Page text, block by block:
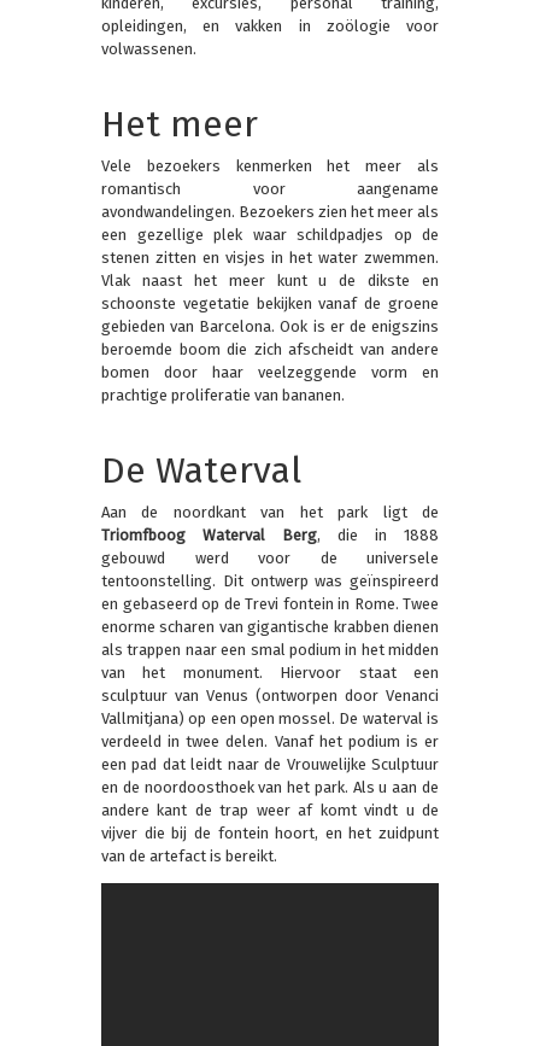
opleidingen, en vakken in zoölogie voor
volwassenen.
Het meer
Vele bezoekers kenmerken het meer als
romantisch voor aangename
avondwandelingen. Bezoekers zien het meer als
een gezellige plek waar schildpadjes op de
stenen zitten en visjes in het water zwemmen.
Vlak naast het meer kunt u de dikste en
schoonste vegetatie bekijken vanaf de groene
gebieden van Barcelona. Ook is er de enigszins
beroemde boom die zich afscheidt van andere
bomen door haar veelzeggende vorm en
prachtige proliferatie van bananen.
De Waterval
Aan de noordkant van het park ligt de
Triomfboog Waterval Berg, die in 1888
gebouwd werd voor de universele
tentoonstelling. Dit ontwerp was geïnspireerd
en gebaseerd op de Trevi fontein in Rome. Twee
enorme scharen van gigantische krabben dienen
als trappen naar een smal podium in het midden
van het monument. Hiervoor staat een
sculptuur van Venus (ontworpen door Venanci
Vallmitjana) op een open mossel. De waterval is
verdeeld in twee delen. Vanaf het podium is er
een pad dat leidt naar de Vrouwelijke Sculptuur
en de noordoosthoek van het park. Als u aan de
andere kant de trap weer af komt vindt u de
vijver die bij de fontein hoort, en het zuidpunt
van de artefact is bereikt.